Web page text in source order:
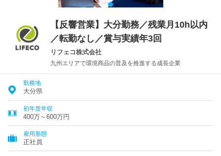
【反響営業】大分勤務／残業月10h以内
／転勤なし／賞与実績年3回
リフェコ株式会社
九州エリアで環境商品の普及を推進する成長企業
勤務地
大分県
初年度年収
400万～600万円
雇用形態
正社員